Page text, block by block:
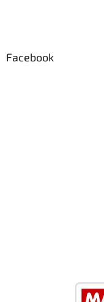
Facebook